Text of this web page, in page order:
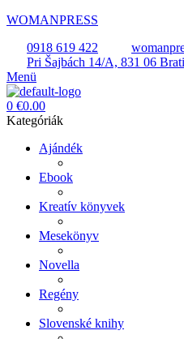
WOMANPRESS
0918 619 422
Pri Šajbách 14/A, 831 06
Menü
0 €0.00
Kategóriák
Ajándék
Ebook
Kreatív könyvek
Mesekönyv
Novella
Regény
Slovenské knihy